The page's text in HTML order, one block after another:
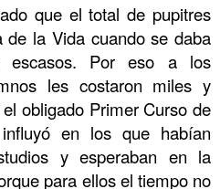
que el total de pupitres
la Vida cuando se daba
escasos. Por eso a los
les costaron miles y
obligado Primer Curso de
en los que habían
y esperaban en la
para ellos el tiempo no